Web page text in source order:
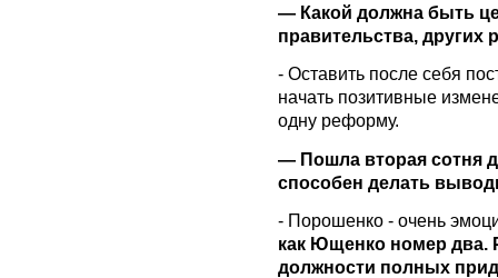
— Какой должна быть
правительства, других
- Оставить после себя
начать позитивные
одну реформу.
— Пошла вторая сотня
способен делать
- Порошенко - очень
как Ющенко номер два.
должности полных